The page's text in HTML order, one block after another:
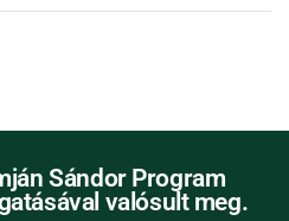
Sándor Program
valósult meg.